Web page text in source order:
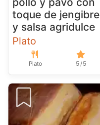
toque de jengibre
y salsa agridulce
Plato
Plato 5 / 5